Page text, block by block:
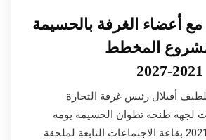
مع أعضاء الغرفة بالحسيمة
المخطط
أفيلال رئيس غرفة التجارة
لجهة طنجة تطوان الحسيمة يومه
السبت 25 شتنبر 2021 بقاعة الاجتماعات التابعة لملحقة